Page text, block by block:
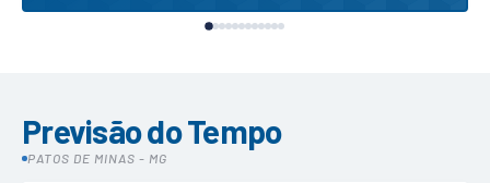
Previsão do Tempo
PATOS DE MINAS - MG